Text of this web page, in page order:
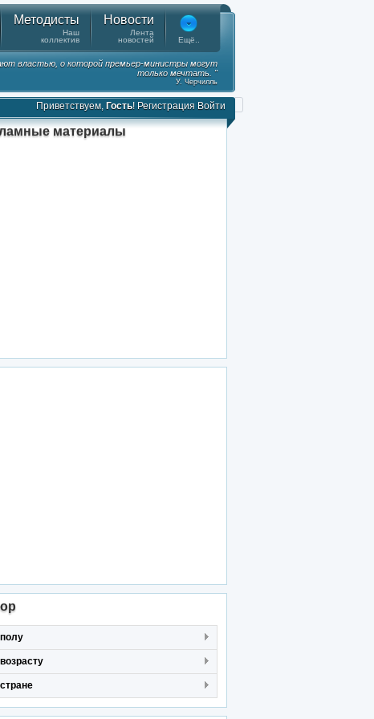
Методисты
Наш
коллектив
Новости
Лента
новостей
Ещё..
властью, о которой премьер-министры могут
только мечтать. "
У. Черчилль
Приветствуем, Гость! Регистрация Войти
материалы